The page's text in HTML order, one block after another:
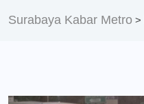
Surabaya Kabar Metro >